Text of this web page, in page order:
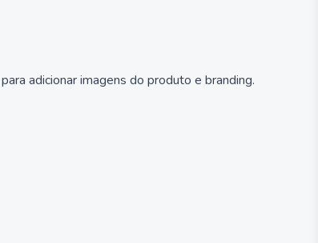
adicionar imagens do produto e branding.